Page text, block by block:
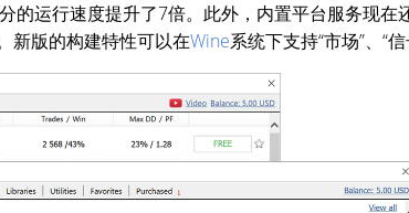
的运行速度提升了7倍。此外，内置平台服务现在
新版的构建特性可以在Wine系统下支持“市场”、“信